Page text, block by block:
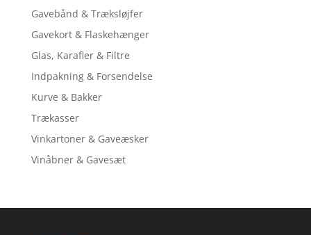
Gavebånd & Træksløjfer
Gavekort & Flaskehænger
Glas, Karafler & Filtre
Indpakning & Forsendelse
Kurve & Bakker
Trækasser
Vinkartoner & Gaveæsker
Vinåbner & Gavesæt